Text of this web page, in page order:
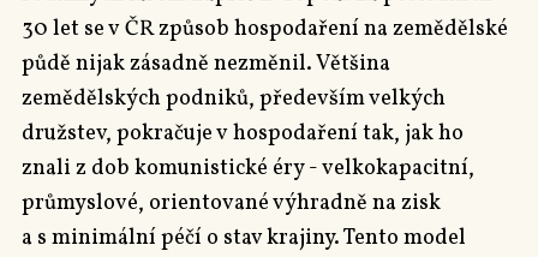
30 let se v ČR způsob hospodaření na zemědělské
půdě nijak zásadně nezměnil. Většina
zemědělských podniků, především velkých
družstev, pokračuje v hospodaření tak, jak ho
znali z dob komunistické éry - velkokapacitní,
průmyslové, orientované výhradně na zisk
a s minimální péčí o stav krajiny. Tento model